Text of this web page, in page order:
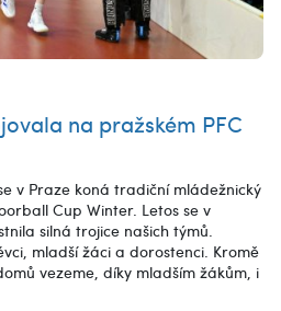
na pražském PFC
v Praze koná tradiční mládežnický
Cup Winter. Letos se v
silná trojice našich týmů.
mladší žáci a dorostenci. Kromě
vezeme, díky mladším žákům, i